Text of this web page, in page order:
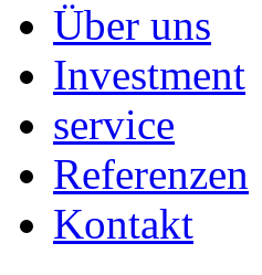
Über uns
Investment
service
Referenzen
Kontakt